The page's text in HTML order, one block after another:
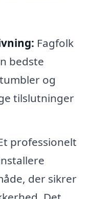
Fagfolk
bedste
og
tilslutninger
professionelt
der sikrer